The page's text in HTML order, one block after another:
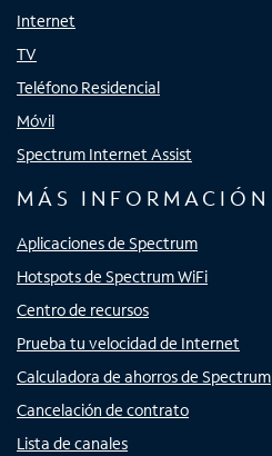
Internet
TV
Teléfono Residencial
Móvil
Spectrum Internet Assist
MÁS INFORMACIÓN
Aplicaciones de Spectrum
Hotspots de Spectrum WiFi
Centro de recursos
Prueba tu velocidad de Internet
Calculadora de ahorros de Spectrum
Cancelación de contrato
Lista de canales